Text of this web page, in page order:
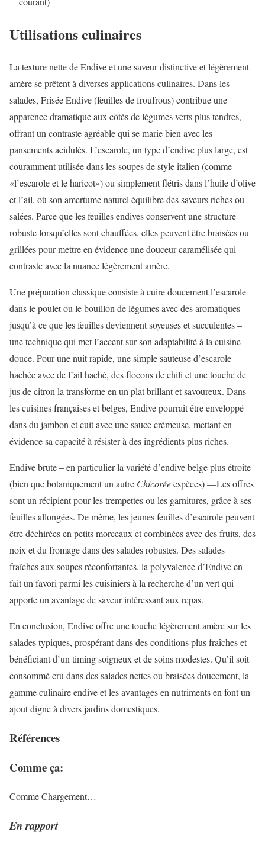
Utilisations culinaires
La texture nette de Endive et une saveur distinctive et légèrement
amère se prêtent à diverses applications culinaires. Dans les
salades, Frisée Endive (feuilles de froufrous) contribue une
apparence dramatique aux côtés de légumes verts plus tendres,
offrant un contraste agréable qui se marie bien avec les
pansements acidulés. L’escarole, un type d’endive plus large, est
couramment utilisée dans les soupes de style italien (comme
«l’escarole et le haricot») ou simplement flétris dans l’huile d’olive
et l’ail, où son amertume naturel équilibre des saveurs riches ou
salées. Parce que les feuilles endives conservent une structure
robuste lorsqu’elles sont chauffées, elles peuvent être braisées ou
grillées pour mettre en évidence une douceur caramélisée qui
contraste avec la nuance légèrement amère.
Une préparation classique consiste à cuire doucement l’escarole
dans le poulet ou le bouillon de légumes avec des aromatiques
jusqu’à ce que les feuilles deviennent soyeuses et succulentes –
une technique qui met l’accent sur son adaptabilité à la cuisine
douce. Pour une nuit rapide, une simple sauteuse d’escarole
hachée avec de l’ail haché, des flocons de chili et une touche de
jus de citron la transforme en un plat brillant et savoureux. Dans
les cuisines françaises et belges, Endive pourrait être enveloppé
dans du jambon et cuit avec une sauce crémeuse, mettant en
évidence sa capacité à résister à des ingrédients plus riches.
Endive brute – en particulier la variété d’endive belge plus étroite
(bien que botaniquement un autre Chicoréeespèces) —Les offres
sont un récipient pour les trempettes ou les garnitures, grâce à ses
feuilles allongées. De même, les jeunes feuilles d’escarole peuvent
être déchirées en petits morceaux et combinées avec des fruits, des
noix et du fromage dans des salades robustes. Des salades
fraîches aux soupes réconfortantes, la polyvalence d’Endive en
fait un favori parmi les cuisiniers à la recherche d’un vert qui
apporte un avantage de saveur intéressant aux repas.
En conclusion, Endive offre une touche légèrement amère sur les
salades typiques, prospérant dans des conditions plus fraîches et
bénéficiant d’un timing soigneux et de soins modestes. Qu’il soit
consommé cru dans des salades nettes ou braisées doucement, la
gamme culinaire endive et les avantages en nutriments en font un
ajout digne à divers jardins domestiques.
Références
Comme ça:
CommeChargement…
En rapport